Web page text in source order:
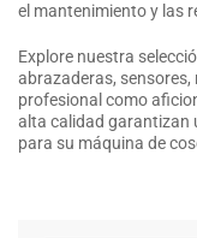
el mantenimiento y las
Explore nuestra
abrazaderas,
profesional como
alta calidad garantizan
para su máquina de